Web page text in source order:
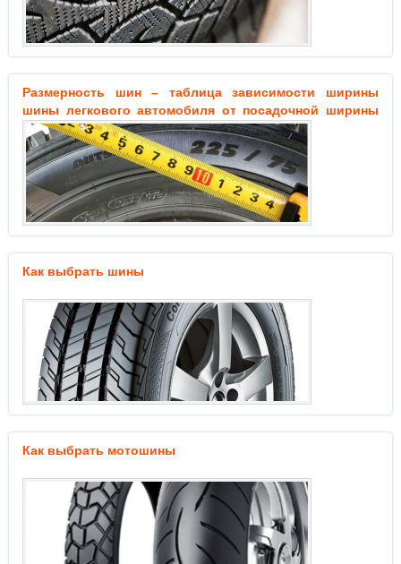
Размерность шин – таблица зависимости ширины
шины легкового автомобиля от посадочной ширины
колесного диска
Как выбрать шины
Как выбрать мотошины